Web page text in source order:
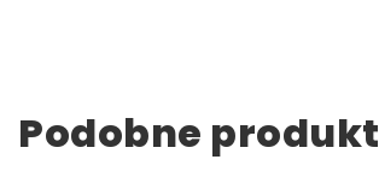
Podobne